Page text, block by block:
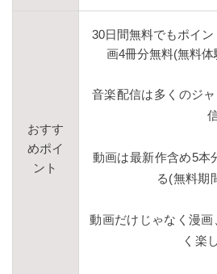
おすす
めポイ
ント
30日間無料でもポイ
画4冊分無料(無料
音楽配信は多くのジ
動画は最新作含め5本
る(無料期
動画だけじゃなく漫
く楽